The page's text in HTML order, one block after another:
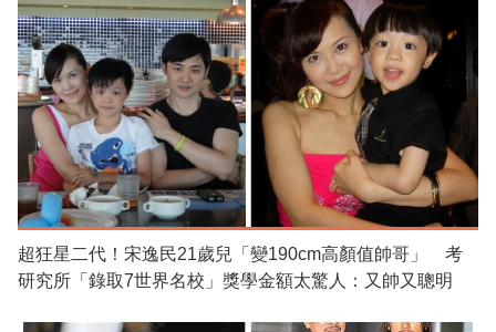
超狂星二代！宋逸民21歲兒「變190cm高顏值帥哥」 考
研究所「錄取7世界名校」獎學金額太驚人：又帥又聰明